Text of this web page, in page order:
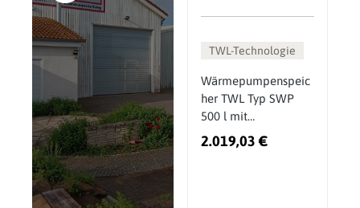
TWL-Technologie
Wärmepumpenspeic
her TWL Typ SWP
500 l mit
Wärmetauscher
2.019,03 €